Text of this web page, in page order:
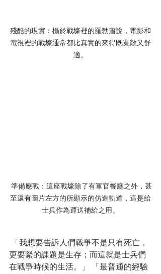
殘酷的現實：攝於戰壕裡的羅勃蕭說，電影和
電視裡的戰壕通常都比真實的來得既寬敞又舒
適。
至還有圖片左方的所顯示的仿造軌道，這是給
士兵作為運送補給之用。
更要緊的課題是生存；而這就是士兵們
在戰爭時候的生活。」 「最普通的經驗